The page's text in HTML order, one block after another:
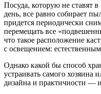
Посуда, которую не ставят
день, все равно собирает
придется периодически
перемещать все
что такое расположение
с освещением:
Однако какой бы способ
устраивать самого хозяина
дизайна и практичности —